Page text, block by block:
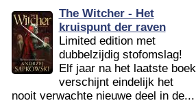
The Witcher - Het
kruispunt der raven
Limited edition met
dubbelzijdig stofomslag!
Elf jaar na het laatste boek
verschijnt eindelijk het
nooit verwachte nieuwe deel in de...